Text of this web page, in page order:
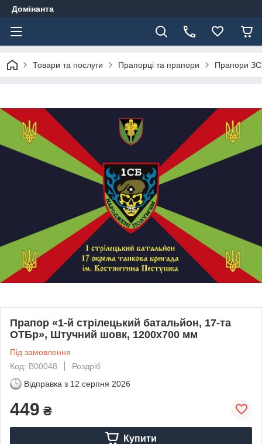
Домінанта
Товари та послуги Прапорці та прапори Прапори
Прапор «1-й стрілецький батальйон, 17-та
ОТБр», Штучний шовк, 1200х700 мм
Під замовлення
Код: В00048
Роздріб
Відправка з 12 серпня 2026
449 ₴
Купити